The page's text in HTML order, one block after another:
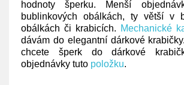
hodnoty šperku. Menší
bublinkových obálkách, ty větší v
obálkách či krabicích. Mechanické
dávám do elegantní dárkové
chcete šperk do dárkové
objednávky tuto položku.